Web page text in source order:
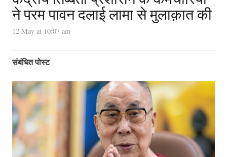
ने परम पावन दलाई लामा से मुलाक़ात की
12 May at 10:07 am
संबंधित पोस्ट